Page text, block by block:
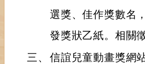
選獎、佳作獎數名
發獎狀乙紙。相關
三、 信誼兒童動畫獎網